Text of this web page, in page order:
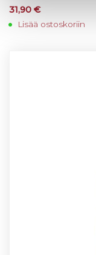
31,90 €
Lisää ostoskoriin